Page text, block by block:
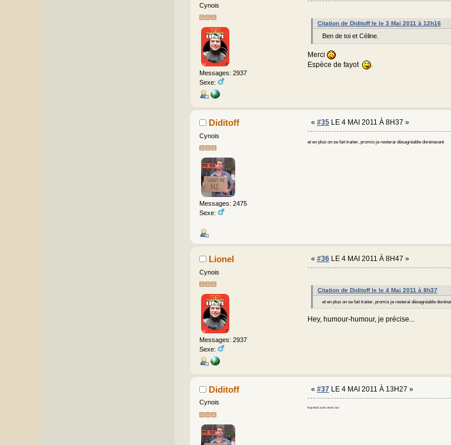
Cynois
Messages: 2937
Sexe:
Citation de Diditoff le le 3 Mai 2011 à 12h16
Ben de toi et Céline.
Merci
Espèce de fayot
.
Diditoff
Cynois
Messages: 2475
Sexe:
« #35LE 4 MAI 2011 À 8H37 »
et en plus on se fait traiter, promis je resterai désagréable dorénavant
Lionel
Cynois
Messages: 2937
Sexe:
« #36LE 4 MAI 2011 À 8H47 »
Citation de Diditoff le le 4 Mai 2011 à 8h37
et en plus on se fait traiter, promis je resterai désagréable
Hey, humour-humour, je précise...
Diditoff
Cynois
« #37LE 4 MAI 2011 À 13H27 »
trop tard, suis vexé, na !